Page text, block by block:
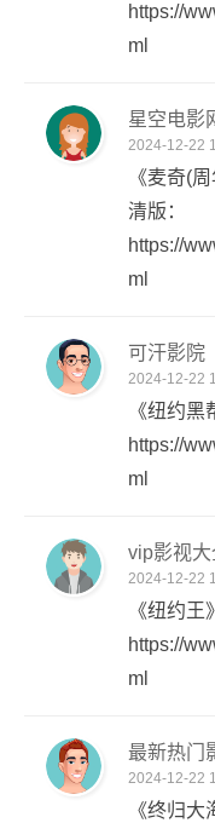
https://
ml
星空电影
2024-12-22
《麦奇(
清版：
https://
ml
可汗影院
2024-12-22
《纽约黑
https://
ml
vip影视
2024-12-22
《纽约王
https://
ml
最新热门
2024-12-22
《终归大